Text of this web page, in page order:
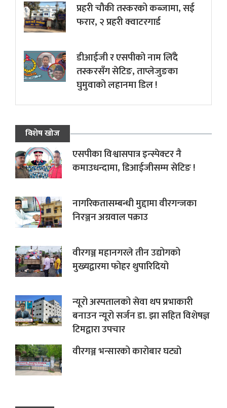
प्रहरी चौकी तस्करको कब्जामा, सई
फरार, २ प्रहरी क्वाटरगार्ड
डीआईजी र एसपीको नाम लिँदै
तस्करसँग सेटिङ, ताप्लेजुङका
घुमुवाको लहानमा डिल !
विशेष खोज
एसपीका विश्वासपात्र इन्स्पेक्टर नै
कमाउधन्दामा, डिआईजीसम्म सेटिङ !
नागरिकतासम्बन्धी मुद्दामा वीरगन्जका
निरञ्जन अग्रवाल पक्राउ
वीरगञ्ज महानगरले तीन उद्योगको
मुख्यद्वारमा फोहर थुपारिदियो
न्यूरो अस्पतालको सेवा थप प्रभाकारी
बनाउन न्यूरो सर्जन डा. झा सहित विशेषज्ञ
टिमद्वारा उपचार
वीरगञ्ज भन्सारको कारोबार घट्यो